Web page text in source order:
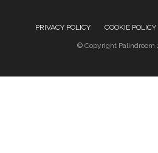
PRIVACY POLICY COOKIE POLICY
© Copyright Palindroom